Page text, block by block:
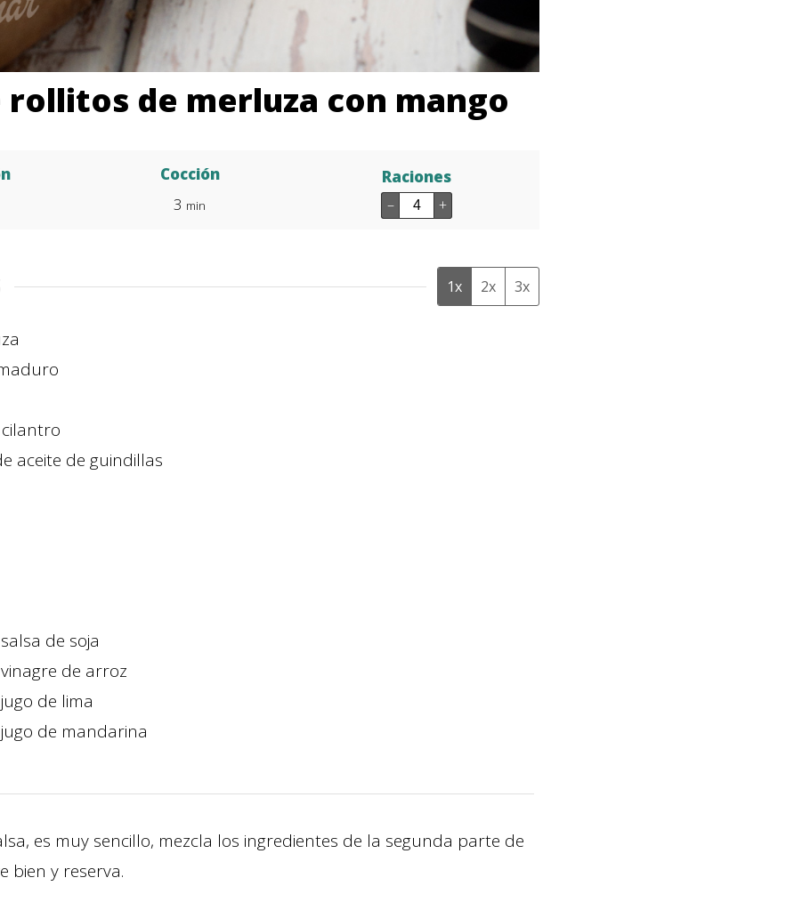
rollitos de merluza con mango
Cocción
3 min
Raciones
– +
1x 2x 3x
aceite de guindillas
de soja
de arroz
de lima
de mandarina
es muy sencillo, mezcla los ingredientes de la segunda parte de
bien y reserva.